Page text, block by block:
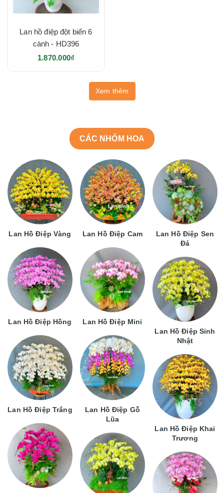
Lan hồ điệp đột biến 6
cành - HD396
1.870.000₫
Xem thêm
CÁC NHÓM HOA
Lan Hồ Điệp Vàng
Lan Hồ Điệp Hồng
Lan Hồ Điệp Trắng
Lan Hồ Điệp Cam
Lan Hồ Điệp Mini
Lan Hồ Điệp Gỗ
Lũa
Lan Hồ Điệp Sen
Đá
Lan Hồ Điệp Sinh
Nhật
Lan Hồ Điệp Khai
Trương